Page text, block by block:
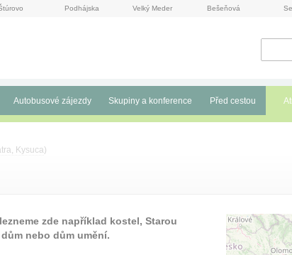
Podhájska Velký Meder Bešeňová
Autobusové zájezdy Skupiny a konference Před cestou
Kysuca)
zde například kostel, Starou
nebo dům umění.